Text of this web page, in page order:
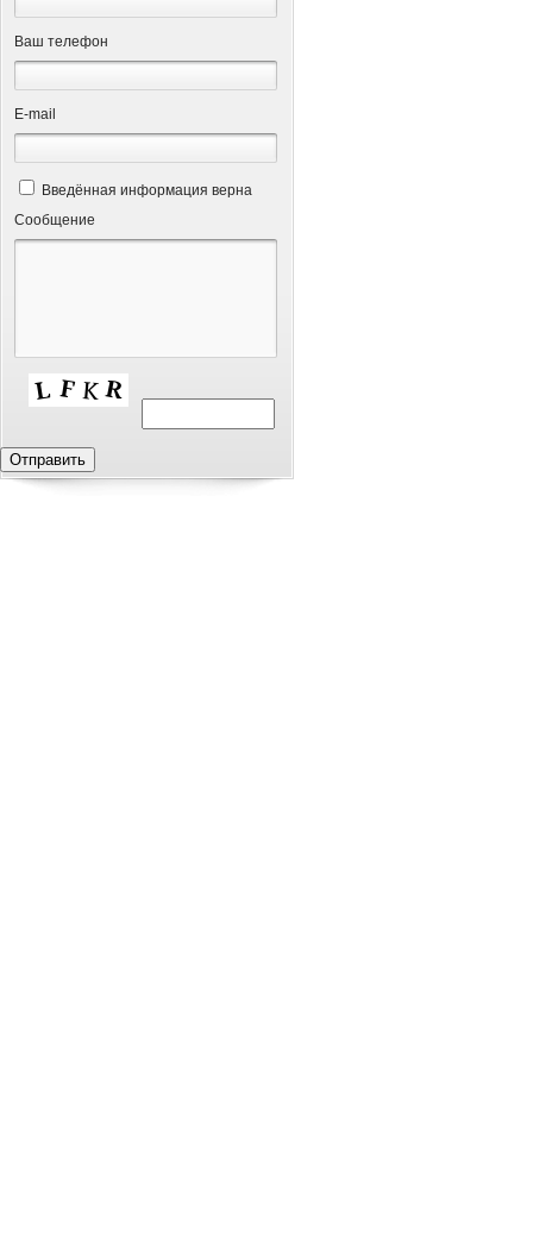
Ваш телефон
Е-mail
Введённая информация верна
Сообщение